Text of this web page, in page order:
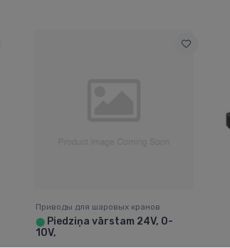
Приводы для шаровых кранов
⬤ Piedziņa vārstam 24V, 0-
10V,